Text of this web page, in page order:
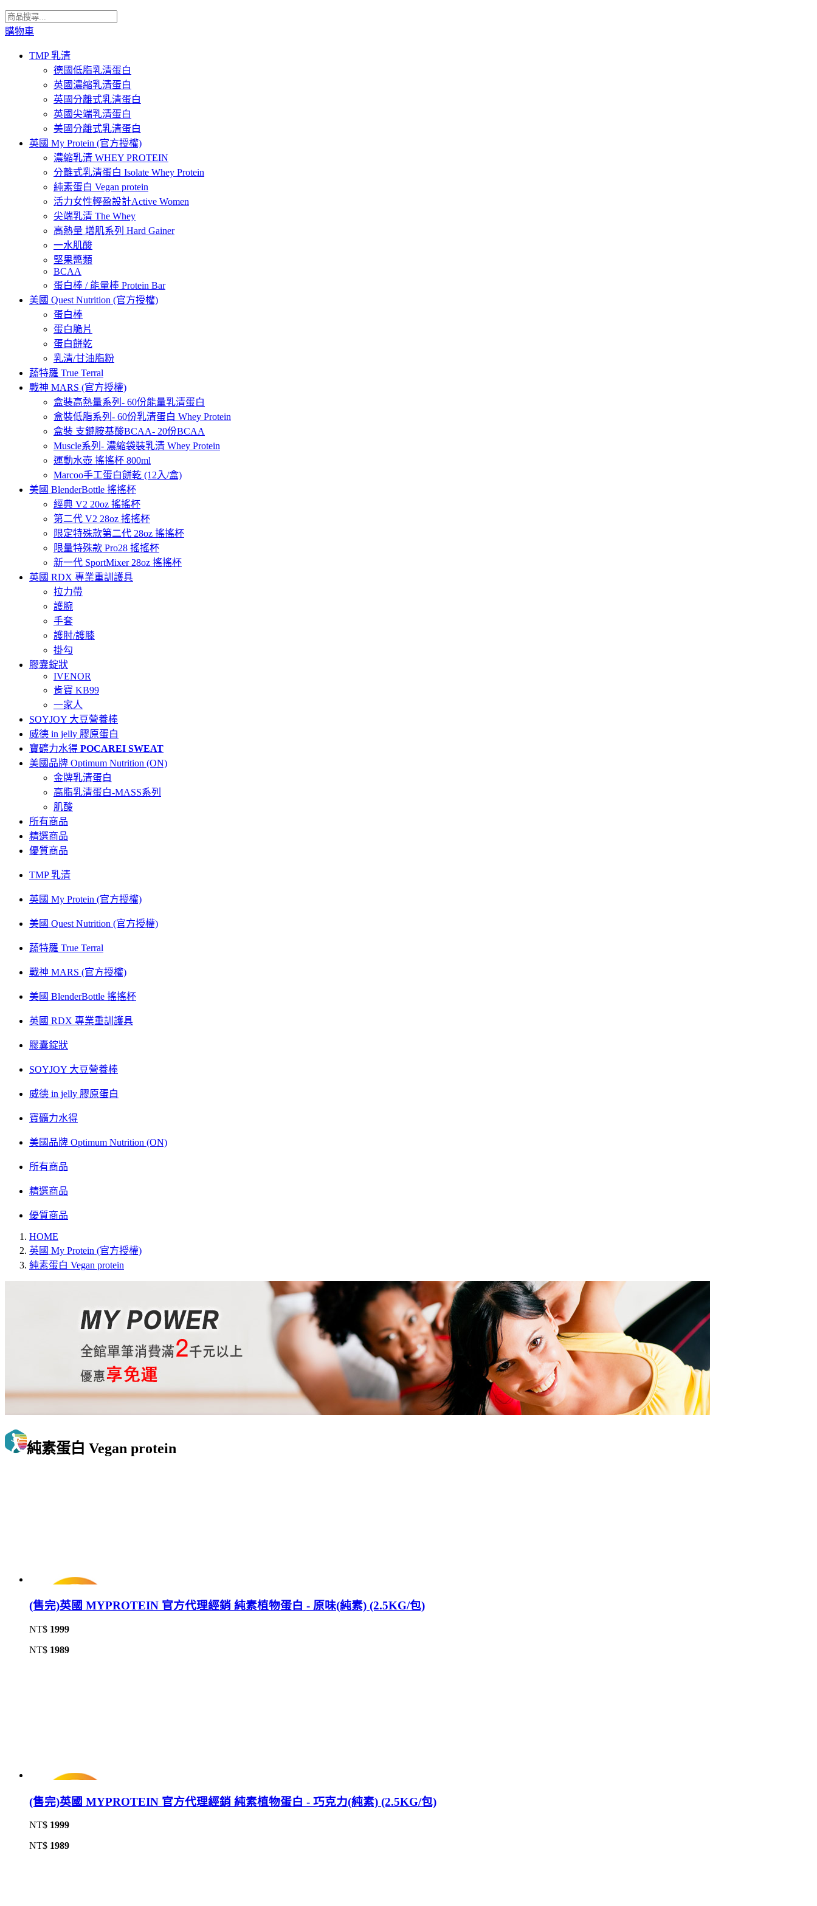
購物車
TMP 乳清
德國低脂乳清蛋白
英國濃縮乳清蛋白
英國分離式乳清蛋白
英國尖端乳清蛋白
美國分離式乳清蛋白
英國 My Protein (官方授權)
濃縮乳清 WHEY PROTEIN
分離式乳清蛋白 Isolate Whey Protein
純素蛋白 Vegan protein
活力女性輕盈設計Active Women
尖端乳清 The Whey
高熱量 增肌系列 Hard Gainer
一水肌酸
堅果醬類
BCAA
蛋白棒 / 能量棒 Protein Bar
美國 Quest Nutrition (官方授權)
蛋白棒
蛋白脆片
蛋白餅乾
乳清/甘油脂粉
蔬特羅 True Terral
戰神 MARS (官方授權)
盒裝高熱量系列- 60份能量乳清蛋白
盒裝低脂系列- 60份乳清蛋白 Whey Protein
盒裝 支鏈胺基酸BCAA- 20份BCAA
Muscle系列- 濃縮袋裝乳清 Whey Protein
運動水壺 搖搖杯 800ml
Marcoo手工蛋白餅乾 (12入/盒)
美國 BlenderBottle 搖搖杯
經典 V2 20oz 搖搖杯
第二代 V2 28oz 搖搖杯
限定特殊款第二代 28oz 搖搖杯
限量特殊款 Pro28 搖搖杯
新一代 SportMixer 28oz 搖搖杯
英國 RDX 專業重訓護具
拉力帶
護腕
手套
護肘/護膝
掛勾
膠囊錠狀
IVENOR
肯寶 KB99
一家人
SOYJOY 大豆營養棒
威德 in jelly 膠原蛋白
寶礦力水得 POCAREI SWEAT
美國品牌 Optimum Nutrition (ON)
金牌乳清蛋白
高脂乳清蛋白-MASS系列
肌酸
所有商品
精選商品
優質商品
TMP 乳清
英國 My Protein (官方授權)
美國 Quest Nutrition (官方授權)
蔬特羅 True Terral
戰神 MARS (官方授權)
美國 BlenderBottle 搖搖杯
英國 RDX 專業重訓護具
膠囊錠狀
SOYJOY 大豆營養棒
威德 in jelly 膠原蛋白
寶礦力水得
美國品牌 Optimum Nutrition (ON)
所有商品
精選商品
優質商品
HOME
英國 My Protein (官方授權)
純素蛋白 Vegan protein
純素蛋白 Vegan protein
(售完)英國 MYPROTEIN 官方代理經銷 純素植物蛋白 - 原味(純素) (2.5KG/包)
NT$ 1999
NT$ 1989
(售完)英國 MYPROTEIN 官方代理經銷 純素植物蛋白 - 巧克力(純素) (2.5KG/包)
NT$ 1999
NT$ 1989